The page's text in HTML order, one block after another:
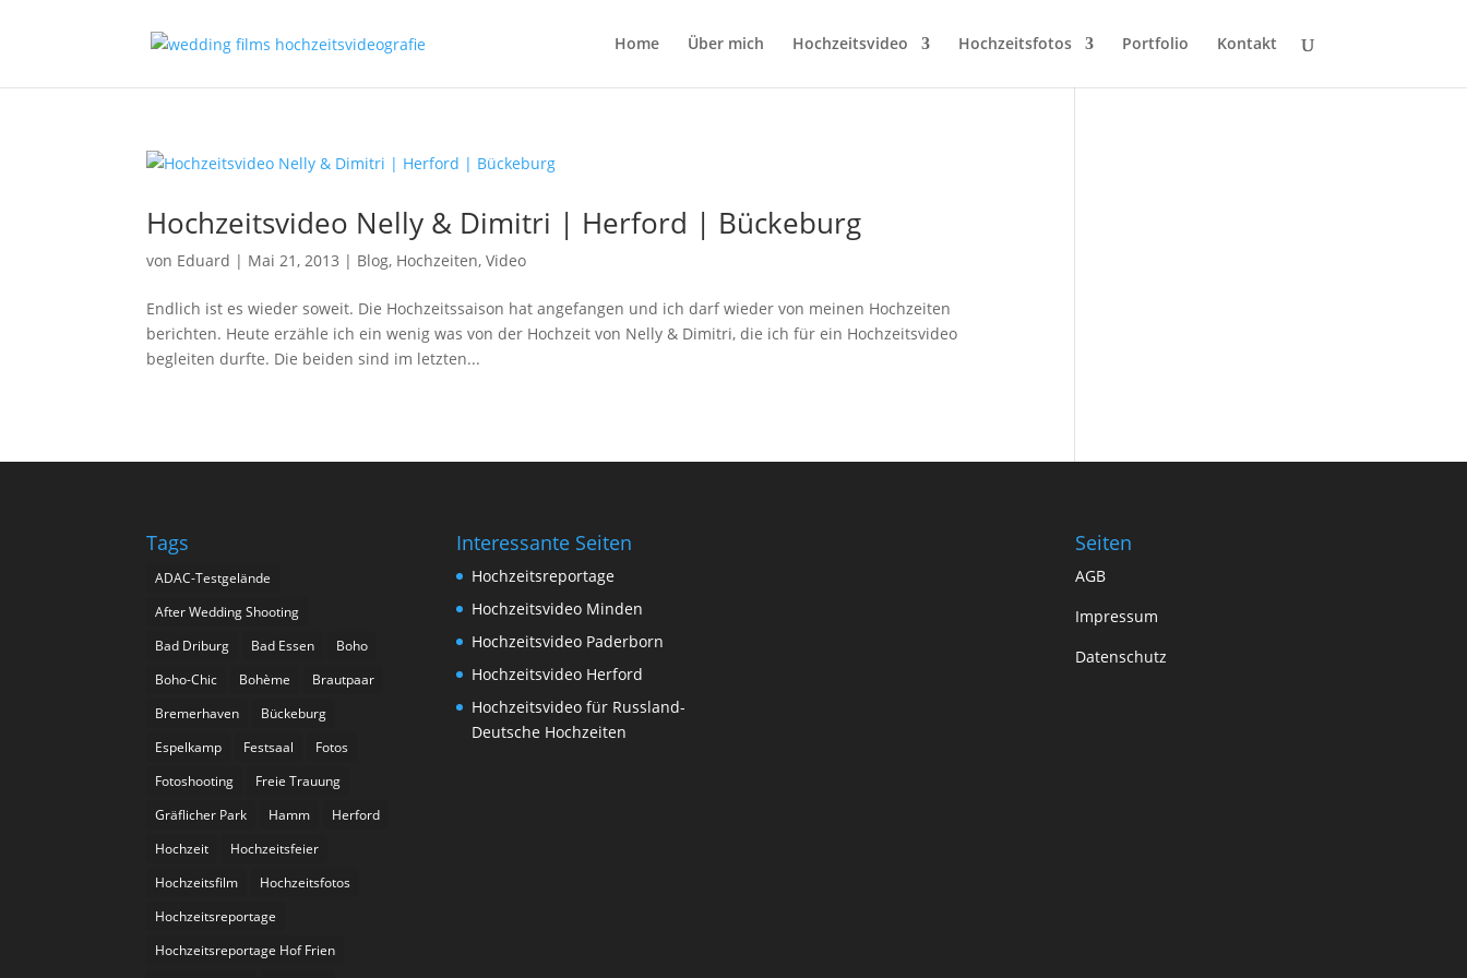
Home Über mich Hochzeitsvideo Hochzeitsfotos Portfolio Kontakt
Hochzeitsvideo Nelly & Dimitri | Herford | Bückeburg
von Eduard | Mai 21, 2013 | Blog, Hochzeiten,Video
Endlich ist es wieder soweit. Die Hochzeitssaison hat angefangen und ich darf wieder von meinen Hochzeiten
berichten. Heute erzähle ich ein wenig was von der Hochzeit von Nelly & Dimitri, die ich für ein Hochzeitsvideo
begleiten durfte. Die beiden sind im letzten...
Tags
ADAC-Testgelände
After Wedding Shooting
Bad Driburg
Bad Essen
Boho
Boho-Chic
Bohème
Brautpaar
Bremerhaven
Bückeburg
Espelkamp
Festsaal
Fotos
Fotoshooting
Freie Trauung
Gräflicher Park
Hamm
Herford
Hochzeit
Hochzeitsfeier
Hochzeitsfilm
Hochzeitsfotos
Hochzeitsreportage
Hochzeitsreportage Hof Frien
Interessante Seiten
Hochzeitsreportage
Hochzeitsvideo Minden
Hochzeitsvideo Paderborn
Hochzeitsvideo Herford
Hochzeitsvideo für Russland-
Deutsche Hochzeiten
Seiten
AGB
Impressum
Datenschutz